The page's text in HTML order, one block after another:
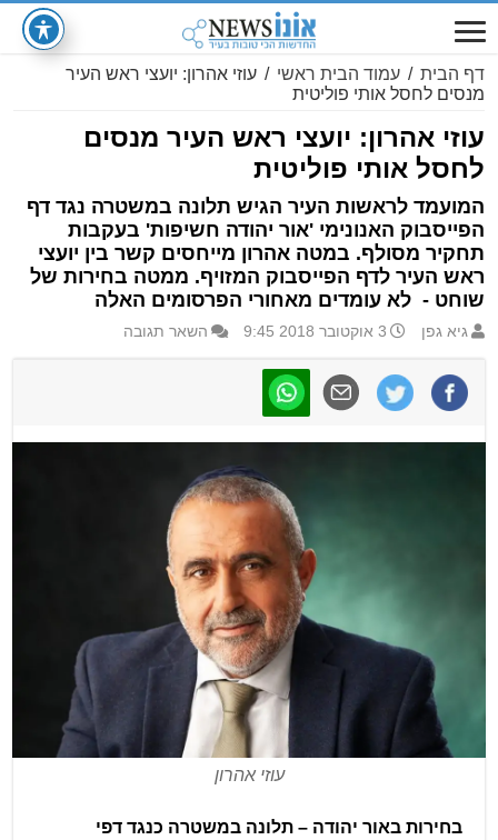
דף הבית / עמוד הבית ראשי / עוזי אהרון: יועצי ראש העיר
מנסים לחסל אותי פוליטית
עוזי אהרון: יועצי ראש העיר מנסים
לחסל אותי פוליטית
המועמד לראשות העיר הגיש תלונה במשטרה נגד דף
הפייסבוק האנונימי 'אור יהודה חשיפות' בעקבות
תחקיר מסולף. במטה אהרון מייחסים קשר בין יועצי
ראש העיר לדף הפייסבוק המזויף. ממטה בחירות של
שוחט - לא עומדים מאחורי הפרסומים האלה
גיא גפן 3 אוקטובר 2018 9:45 השאר תגובה
עוזי אהרון
בחירות באור יהודה – תלונה במשטרה כנגד דפי